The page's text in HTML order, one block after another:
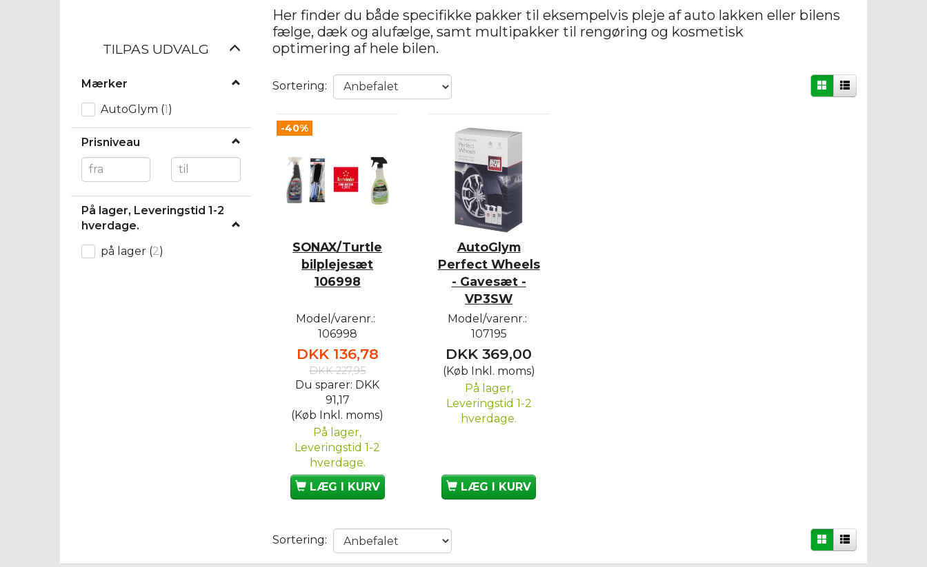
TILPAS UDVALG
Skifte
Mærker
AutoGlym (1)
Prisniveau
På lager, Leveringstid 1-2
hverdage.
på lager (2)
Her finder du både specifikke pakker til eksempelvis pleje af auto lakken eller bilens
fælge, dæk og alufælge, samt multipakker til rengøring og kosmetisk
optimering af hele bilen.
Sortering:
-40%
SONAX/Turtle
bilplejesæt
106998
Model/varenr.:
106998
DKK 136,78
DKK 227,95
Du sparer: DKK
91,17
(Køb Inkl. moms)
På lager,
Leveringstid 1-2
hverdage.
LÆG I KURV
AutoGlym
Perfect Wheels
- Gavesæt -
VP3SW
Model/varenr.:
107195
DKK 369,00
(Køb Inkl. moms)
På lager,
Leveringstid 1-2
hverdage.
LÆG I KURV
Sortering: